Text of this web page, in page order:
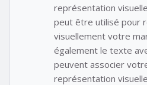
représentation
peut être utilisé pour
visuellement votre
également le texte
peuvent associer
représentation